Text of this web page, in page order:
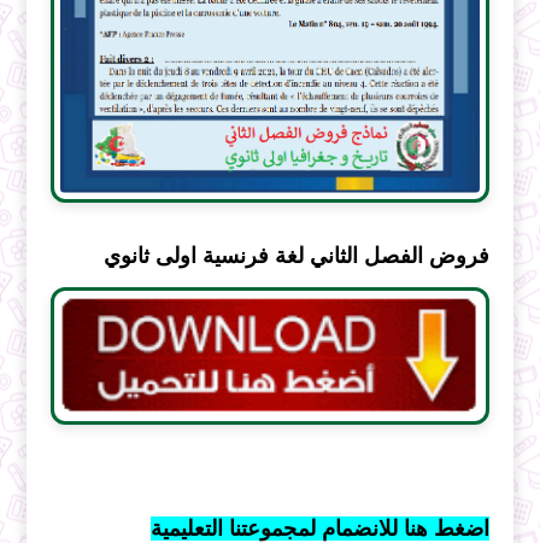
فروض الفصل الثاني لغة فرنسية اولى ثانوي
اضغط هنا للانضمام لمجموعتنا التعليمية